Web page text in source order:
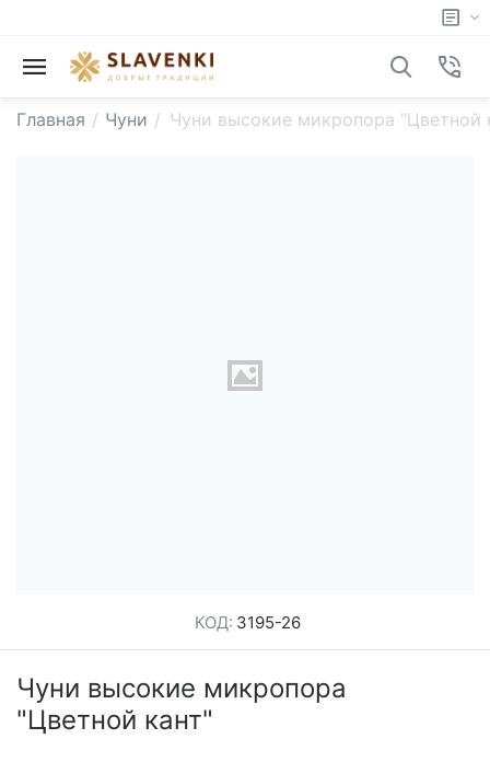
Главная / Чуни / Чуни высокие микропора "Цветной
КОД: 3195-26
Чуни высокие микропора
"Цветной кант"